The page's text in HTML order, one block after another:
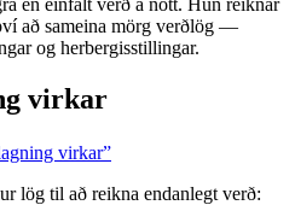
að sameina mörg verðlög —
og herbergisstillingar.
virkar
virkar”
lög til að reikna endanlegt verð: